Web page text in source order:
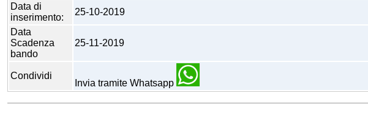
Data di
inserimento:
25-10-2019
Data
Scadenza
bando
25-11-2019
Condividi
Invia tramite Whatsapp